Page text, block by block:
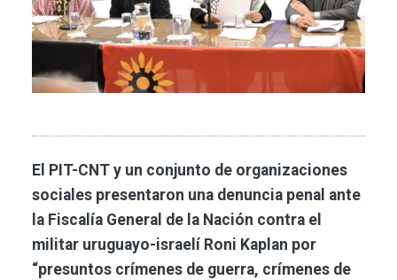
El PIT-CNT y un conjunto de organizaciones
sociales presentaron una denuncia penal ante
la Fiscalía General de la Nación contra el
militar uruguayo-israelí Roni Kaplan por
“presuntos crímenes de guerra, crímenes de